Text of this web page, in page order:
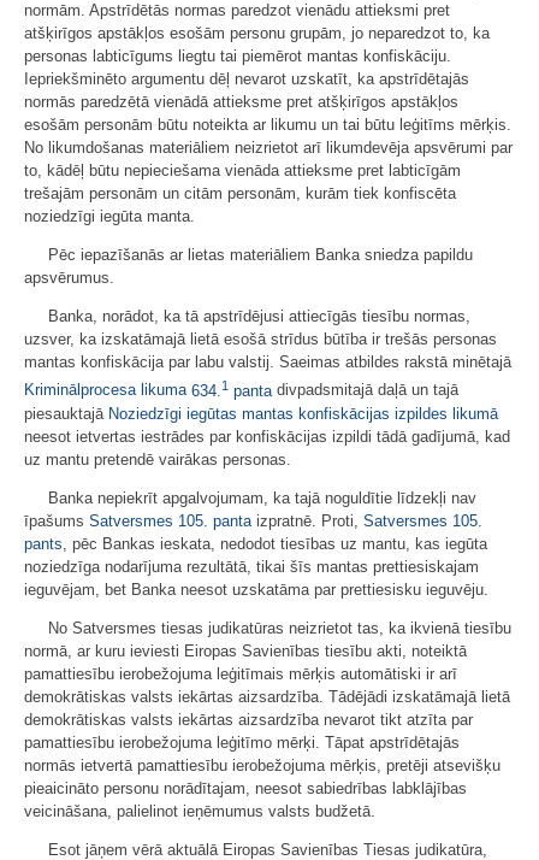
normām. Apstrīdētās normas paredzot vienādu attieksmi pret
atšķirīgos apstākļos esošām personu grupām, jo neparedzot to, ka
personas labticīgums liegtu tai piemērot mantas konfiskāciju.
Iepriekšminēto argumentu dēļ nevarot uzskatīt, ka apstrīdētajās
normās paredzētā vienādā attieksme pret atšķirīgos apstākļos
esošām personām būtu noteikta ar likumu un tai būtu leģitīms mērķis.
No likumdošanas materiāliem neizrietot arī likumdevēja apsvērumi par
to, kādēļ būtu nepieciešama vienāda attieksme pret labticīgām
trešajām personām un citām personām, kurām tiek konfiscēta
noziedzīgi iegūta manta.
Pēc iepazīšanās ar lietas materiāliem Banka sniedza papildu
apsvērumus.
Banka, norādot, ka tā apstrīdējusi attiecīgās tiesību normas,
uzsver, ka izskatāmajā lietā esošā strīdus būtība ir trešās personas
mantas konfiskācija par labu valstij. Saeimas atbildes rakstā minētajā
Kriminālprocesa likuma 634. 1 panta divpadsmitajā daļā un tajā
piesauktajā Noziedzīgi iegūtas mantas konfiskācijas izpildes likumā
neesot ietvertas iestrādes par konfiskācijas izpildi tādā gadījumā, kad
uz mantu pretendē vairākas personas.
Banka nepiekrīt apgalvojumam, ka tajā noguldītie līdzekļi nav
īpašums Satversmes 105. panta izpratnē. Proti, Satversmes 105.
pants , pēc Bankas ieskata, nedodot tiesības uz mantu, kas iegūta
noziedzīga nodarījuma rezultātā, tikai šīs mantas prettiesiskajam
ieguvējam, bet Banka neesot uzskatāma par prettiesisku ieguvēju.
No Satversmes tiesas judikatūras neizrietot tas, ka ikvienā tiesību
normā, ar kuru ieviesti Eiropas Savienības tiesību akti, noteiktā
pamattiesību ierobežojuma leģitīmais mērķis automātiski ir arī
demokrātiskas valsts iekārtas aizsardzība. Tādējādi izskatāmajā lietā
demokrātiskas valsts iekārtas aizsardzība nevarot tikt atzīta par
pamattiesību ierobežojuma leģitīmo mērķi. Tāpat apstrīdētajās
normās ietvertā pamattiesību ierobežojuma mērķis, pretēji atsevišķu
pieaicināto personu norādītajam, neesot sabiedrības labklājības
veicināšana, palielinot ieņēmumus valsts budžetā.
Esot jāņem vērā aktuālā Eiropas Savienības Tiesas judikatūra,